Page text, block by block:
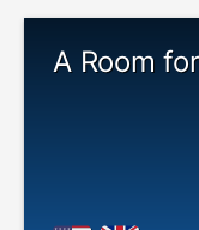
A Room